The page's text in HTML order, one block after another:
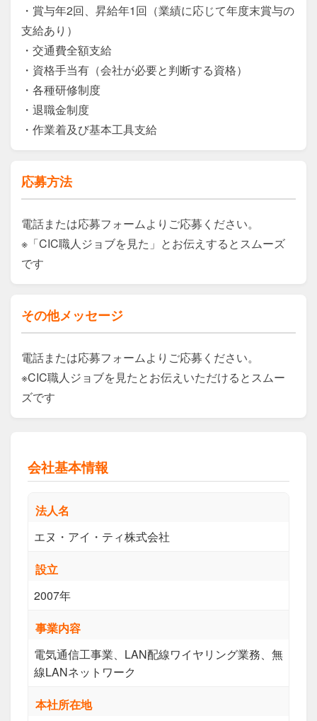
・賞与年2回、昇給年1回（業績に応じて年度末賞与の
支給あり）
・交通費全額支給
・資格手当有（会社が必要と判断する資格）
・各種研修制度
・退職金制度
・作業着及び基本工具支給
応募方法
電話または応募フォームよりご応募ください。
※「CIC職人ジョブを見た」とお伝えするとスムーズ
です
その他メッセージ
電話または応募フォームよりご応募ください。
※CIC職人ジョブを見たとお伝えいただけるとスムー
ズです
会社基本情報
法人名
エヌ・アイ・ティ株式会社
設立
2007年
事業内容
電気通信工事業、LAN配線ワイヤリング業務、無
線LANネットワーク
本社所在地